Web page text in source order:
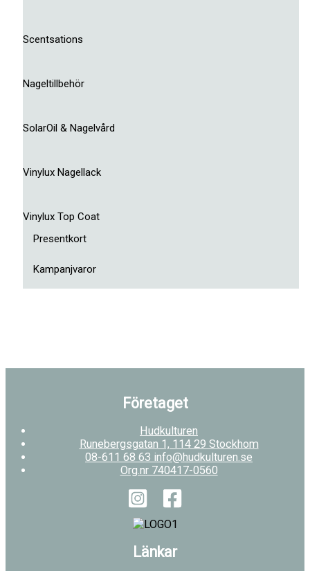
Scentsations
Nageltillbehör
SolarOil & Nagelvård
Vinylux Nagellack
Vinylux Top Coat
Presentkort
Kampanjvaror
Företaget
Hudkulturen
Runebergsgatan 1, 114 29 Stockhom
08-611 68 63 info@hudkulturen.se
Org.nr 740417-0560
Länkar